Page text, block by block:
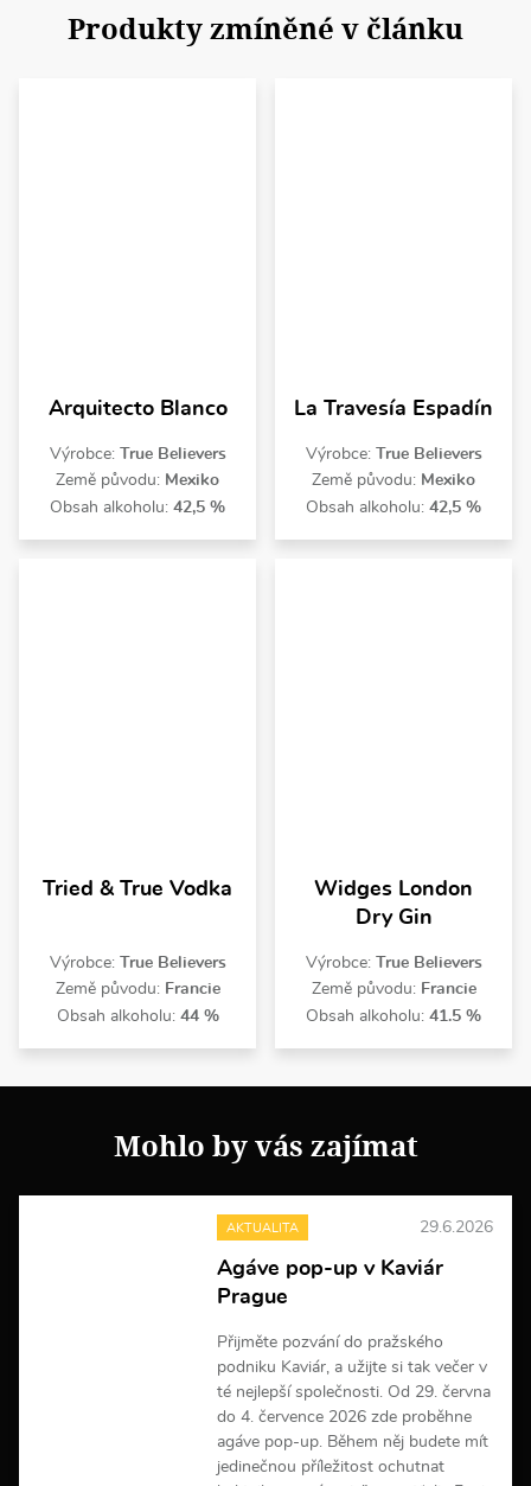
Produkty zmíněné v článku
Arquitecto Blanco
Výrobce: True Believers
Země původu: Mexiko
Obsah alkoholu: 42,5 %
La Travesía Espadín
Výrobce: True Believers
Země původu: Mexiko
Obsah alkoholu: 42,5 %
Tried & True Vodka
Výrobce: True Believers
Země původu: Francie
Obsah alkoholu: 44 %
Widges London
Dry Gin
Výrobce: True Believers
Země původu: Francie
Obsah alkoholu: 41.5 %
Mohlo by vás zajímat
AKTUALITA 29.6.2026
Agáve pop-up v Kaviár
Prague
Přijměte pozvání do pražského
podniku Kaviár, a užijte si tak večer v
té nejlepší společnosti. Od 29. června
do 4. července 2026 zde proběhne
agáve pop-up. Během něj budete mít
jedinečnou příležitost ochutnat